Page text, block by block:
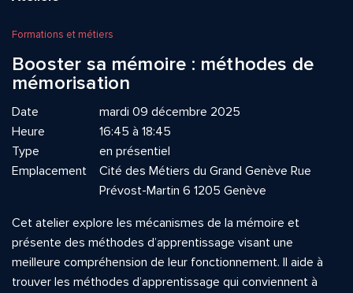
Formations et métiers
Booster sa mémoire : méthodes de
mémorisation
Date
mardi 09 décembre 2025
Heure
16:45 à 18:45
Type
en présentiel
Emplacement
Cité des Métiers du Grand Genève Rue
Prévost-Martin 6 1205 Genève
Cet atelier explore les mécanismes de la mémoire et
présente des méthodes d’apprentissage visant une
meilleure compréhension de leur fonctionnement. Il aide à
trouver les méthodes d’apprentissage qui conviennent à